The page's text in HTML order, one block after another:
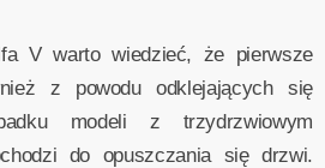
V warto wiedzieć, że pierwsze
z powodu odklejających się
modeli z trzydrzwiowym
do opuszczania się drzwi.